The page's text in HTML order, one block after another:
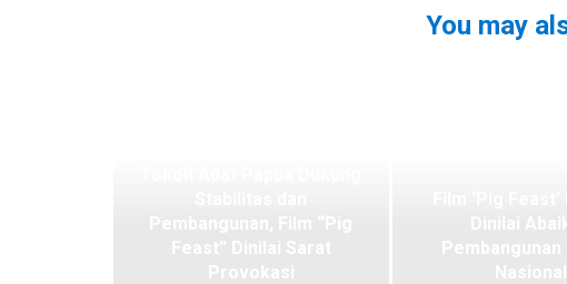
You may